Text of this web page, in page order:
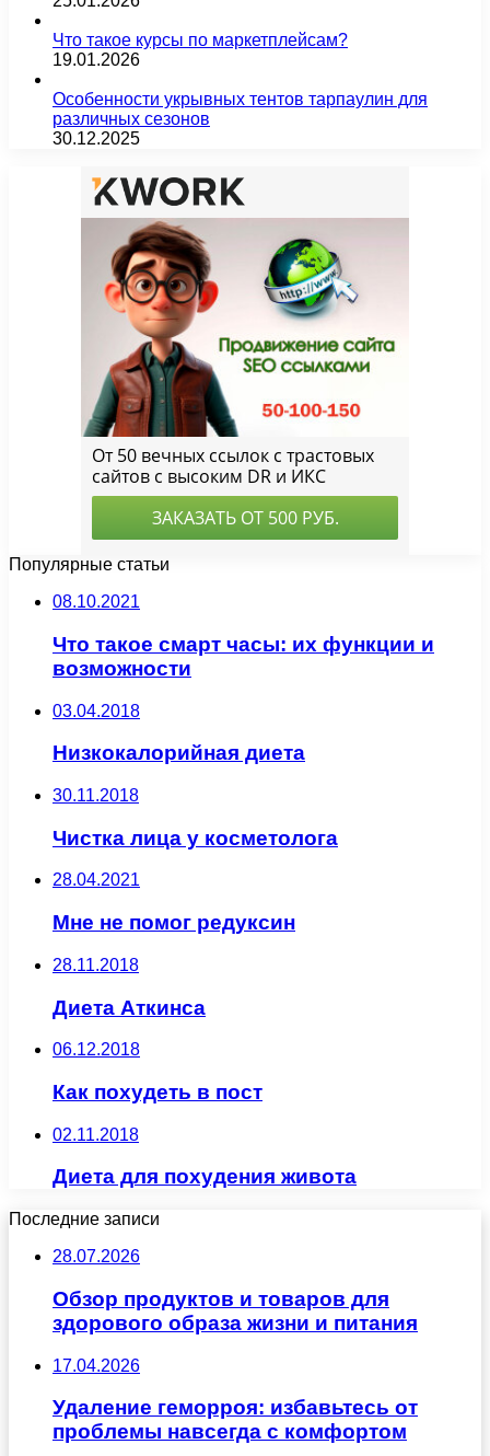
Что такое курсы по маркетплейсам?
19.01.2026
Особенности укрывных тентов тарпаулин для
различных сезонов
30.12.2025
Популярные статьи
08.10.2021
Что такое смарт часы: их функции и
возможности
03.04.2018
Низкокалорийная диета
30.11.2018
Чистка лица у косметолога
28.04.2021
Мне не помог редуксин
28.11.2018
Диета Аткинса
06.12.2018
Как похудеть в пост
02.11.2018
Диета для похудения живота
Последние записи
28.07.2026
Обзор продуктов и товаров для
здорового образа жизни и питания
17.04.2026
Удаление геморроя: избавьтесь от
проблемы навсегда с комфортом